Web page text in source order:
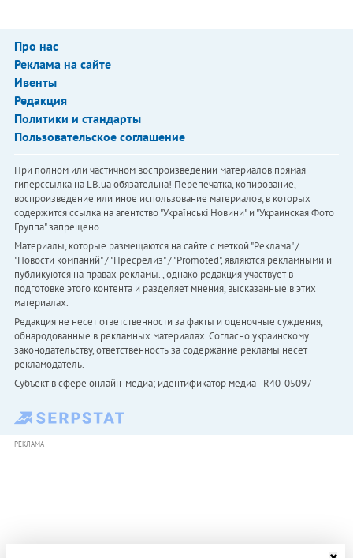
Про нас
Реклама на сайте
Ивенты
Редакция
Политики и стандарты
Пользовательское соглашение
При полном или частичном воспроизведении материалов прямая
гиперссылка на LB.ua обязательна! Перепечатка, копирование,
воспроизведение или иное использование материалов, в которых
содержится ссылка на агентство "Українськi Новини" и "Украинская Фото
Группа" запрещено.
Материалы, которые размещаются на сайте с меткой "Реклама" /
"Новости компаний" / "Пресрелиз" / "Promoted", являются рекламными и
публикуются на правах рекламы. , однако редакция участвует в
подготовке этого контента и разделяет мнения, высказанные в этих
материалах.
Редакция не несет ответственности за факты и оценочные суждения,
обнародованные в рекламных материалах. Согласно украинскому
законодательству, ответственность за содержание рекламы несет
рекламодатель.
Субъект в сфере онлайн-медиа; идентификатор медиа - R40-05097
РЕКЛАМА